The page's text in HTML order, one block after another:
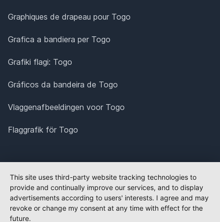
Graphiques de drapeau pour Togo
Grafica a bandiera per Togo
Grafiki flagi: Togo
Gráficos da bandeira de Togo
Vlaggenafbeeldingen voor Togo
Flaggrafik för Togo
This site uses third-party website tracking technologies to
provide and continually improve our services, and to display
advertisements according to users' interests. I agree and may
revoke or change my consent at any time with effect for the
future.